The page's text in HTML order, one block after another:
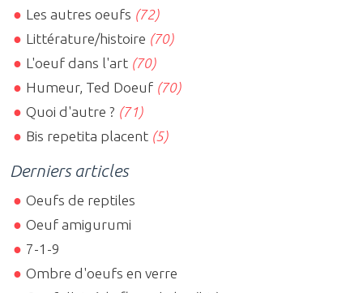
Les autres oeufs (72)
Littérature/histoire (70)
L'oeuf dans l'art (70)
Humeur, Ted Doeuf (70)
Quoi d'autre ? (71)
Bis repetita placent (5)
Derniers articles
Oeufs de reptiles
Oeuf amigurumi
7-1-9
Ombre d'oeufs en verre